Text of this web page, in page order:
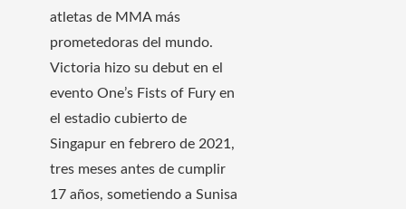
atletas de MMA más
prometedoras del mundo.
Victoria hizo su debut en el
evento One’s Fists of Fury en
el estadio cubierto de
Singapur en febrero de 2021,
tres meses antes de cumplir
17 años, sometiendo a Sunisa